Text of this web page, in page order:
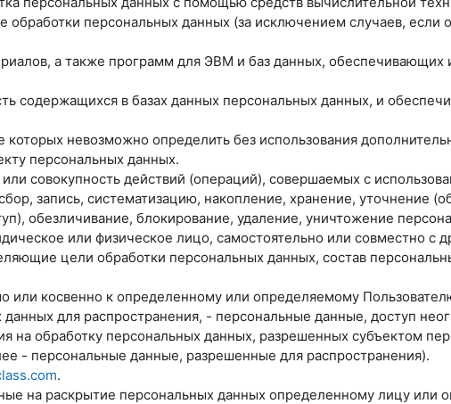
персональных данных (за исключением случаев, если
а также программ для ЭВМ и баз данных, обеспечивающих
содержащихся в базах данных персональных данных, и
невозможно определить без использования
персональных данных.
совокупность действий (операций), совершаемых с
запись, систематизацию, накопление, хранение, уточнение
обезличивание, блокирование, удаление, уничтожение
или физическое лицо, самостоятельно или совместно с
цели обработки персональных данных, состав
косвенно к определенному или определяемому
для распространения, - персональные данные, доступ
на обработку персональных данных, разрешенных субъектом
- персональные данные, разрешенные для распространения).
.
на раскрытие персональных данных определенному лицу или